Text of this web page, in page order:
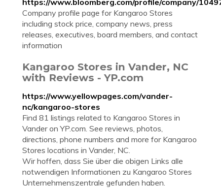
https://www.bloomberg.com/profile/company/
Company profile page for Kangaroo Stores
including stock price, company news, press
releases, executives, board members, and contact
information
Kangaroo Stores in Vander, NC
with Reviews - YP.com
https://www.yellowpages.com/vander-
nc/kangaroo-stores
Find 81 listings related to Kangaroo Stores in
Vander on YP.com. See reviews, photos,
directions, phone numbers and more for Kangaroo
Stores locations in Vander, NC.
Wir hoffen, dass Sie über die obigen Links alle
notwendigen Informationen zu Kangaroo Stores
Unternehmenszentrale gefunden haben.